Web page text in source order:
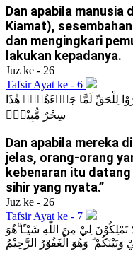
Dan apabila manusia
Kiamat),
dan mengingkari
lakukan kepadanya.
Juz ke - 26
Tafsir Ayat ke - 6
كَفَرُوْا لِلْحَقِّ لَمَّا جَاۤءَهُمْۙ هٰذَا
سِحْرٌ مُّبِيْنٌۗ
Dan apabila mereka
jelas, orang-orang
kebenaran itu
sihir yang nyata.”
Juz ke - 26
Tafsir Ayat ke - 7
تَمْلِكُوْنَ لِيْ مِنَ اللّٰهِ شَيْـًٔا ۗهُوَ
وَبَيْنَكُمْ ۗ وَهُوَ الْغَفُوْرُ الرَّحِيْمُ